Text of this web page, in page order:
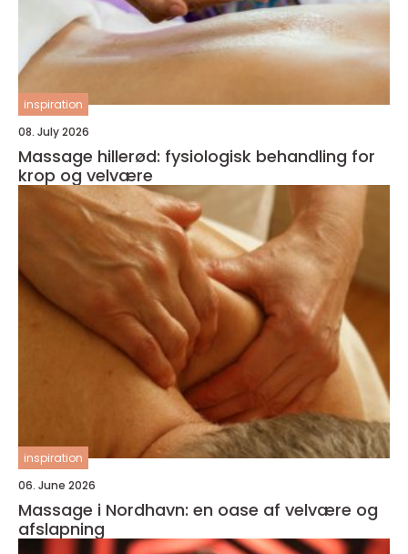
inspiration
08. July 2026
Massage hillerød: fysiologisk behandling for
krop og velvære
inspiration
06. June 2026
Massage i Nordhavn: en oase af velvære og
afslapning